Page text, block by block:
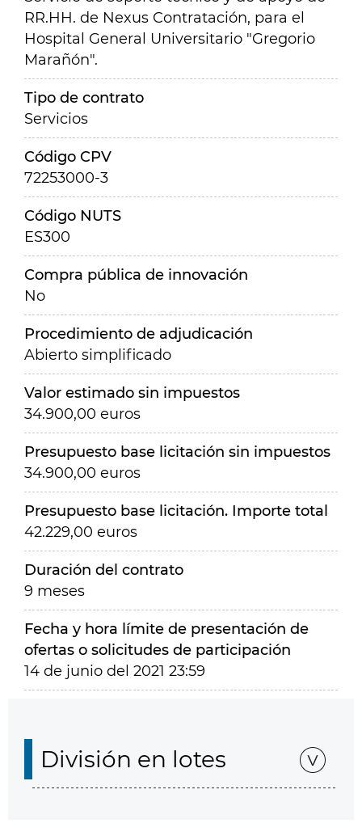
RR.HH. de Nexus Contratación, para el
Hospital General Universitario "Gregorio
Marañón".
Tipo de contrato
Servicios
Código CPV
72253000-3
Código NUTS
ES300
Compra pública de innovación
No
Procedimiento de adjudicación
Abierto simplificado
Valor estimado sin impuestos
34.900,00 euros
Presupuesto base licitación sin impuestos
34.900,00 euros
Presupuesto base licitación. Importe total
42.229,00 euros
Duración del contrato
9 meses
Fecha y hora límite de presentación de
ofertas o solicitudes de participación
14 de junio del 2021 23:59
División en lotes